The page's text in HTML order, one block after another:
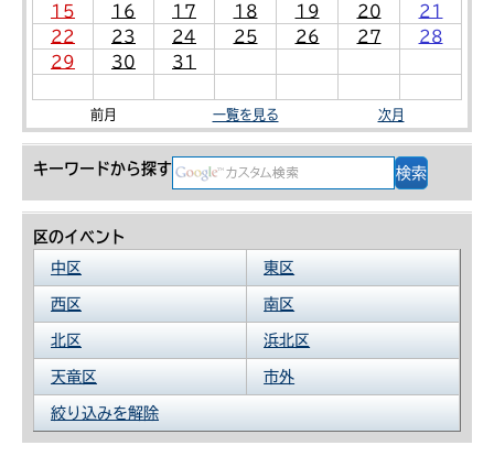
15
16 17 18 19 20
21
22
23 24 25 26 27
28
29
30 31
前月 一覧を見る 次月
キーワードから探す
区のイベント
中区
東区
西区 南区
北区 浜北区
天竜区 市外
絞り込みを解除